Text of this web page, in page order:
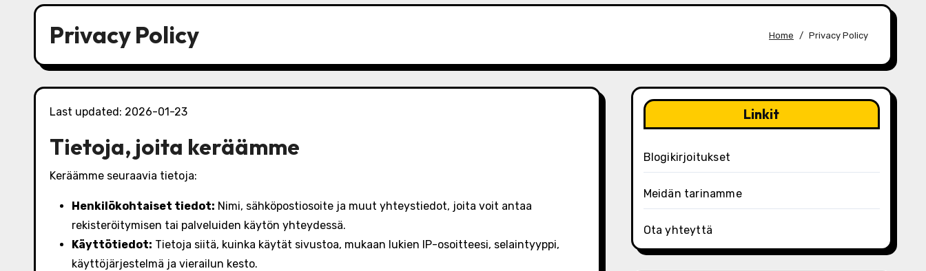
Privacy Policy Home Privacy Policy
Last updated: 2026-01-23
Tietoja, joita keräämme
Keräämme seuraavia tietoja:
Henkilökohtaiset tiedot: Nimi, sähköpostiosoite ja muut yhteystiedot, joita voit antaa
rekisteröitymisen tai palveluiden käytön yhteydessä.
Käyttötiedot: Tietoja siitä, kuinka käytät sivustoa, mukaan lukien IP-osoitteesi, selaintyyppi,
käyttöjärjestelmä ja vierailun kesto.
Linkit
Blogikirjoitukset
Meidän tarinamme
Ota yhteyttä